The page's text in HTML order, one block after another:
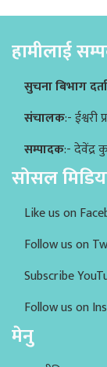
हामीलाई
सुचना बिभाग
संचालक:-
सम्पादक:- देवेंद्र
सोसल
Like us on
Follow us on
Subscribe
Follow us on
मेनु